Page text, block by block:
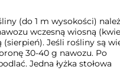
(do 1 m wysokości)
wczesną wiosną
Jeśli rośliny są
30-40 g nawozu. Po
Jedna łyżka stołowa